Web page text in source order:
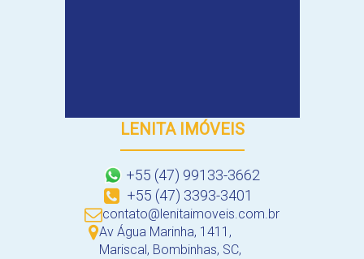
LENITA IMÓVEIS
+55 (47) 99133-3662
+55 (47) 3393-3401
contato@lenitaimoveis.com.br
Av Água Marinha, 1411 ,
Mariscal, Bombinhas, SC,